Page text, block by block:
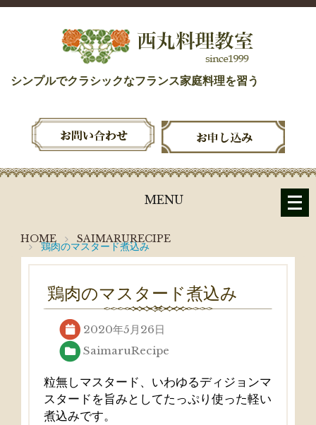
シンプルでクラシックなフランス家庭料理を習う
MENU
メ
ニ
を
HOME SAIMARURECIPE
鶏肉のマスタード煮込み
鶏肉のマスタード煮込み
2020年5月26日
SaimaruRecipe
粒無しマスタード、 いわゆるディジョンマ
スタードを旨みとしてたっぷり使った軽い
煮込みです。